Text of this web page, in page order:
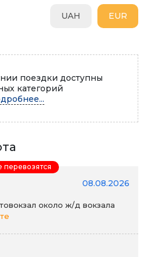
EUR
UAH
поездки доступны
категорий
08.08.2026
около ж/д вокзала